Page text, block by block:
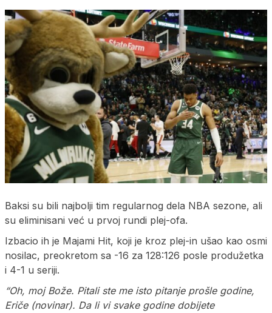
Baksi su bili najbolji tim regularnog dela NBA sezone, ali
su eliminisani već u prvoj rundi plej-ofa.
Izbacio ih je Majami Hit, koji je kroz plej-in ušao kao osmi
nosilac, preokretom sa -16 za 128:126 posle produžetka
i 4-1 u seriji.
“Oh, moj Bože. Pitali ste me isto pitanje prošle godine,
Eriče (novinar). Da li vi svake godine dobijete